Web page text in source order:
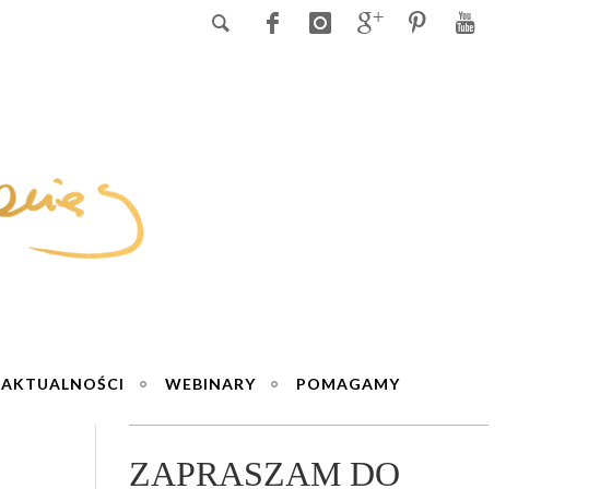
AKTUALNOŚCI WEBINARY POMAGAMY
ZAPRASZAM DO